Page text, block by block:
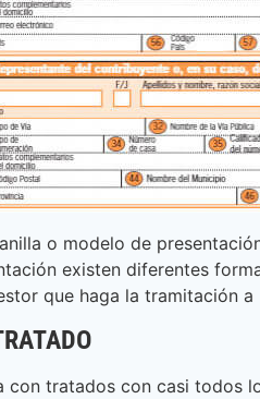
o modelo de
existen diferentes
que haga la tramitación a
con tratados con casi todos